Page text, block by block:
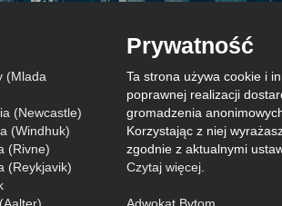
(Mlada
(Newcastle)
(Windhuk)
(Rivne)
(Reykjavik)
Prywatność
Ta strona używa cookie i
poprawnej realizacji
gromadzenia
Korzystając z niej
zgodnie z aktualnymi
Czytaj więcej